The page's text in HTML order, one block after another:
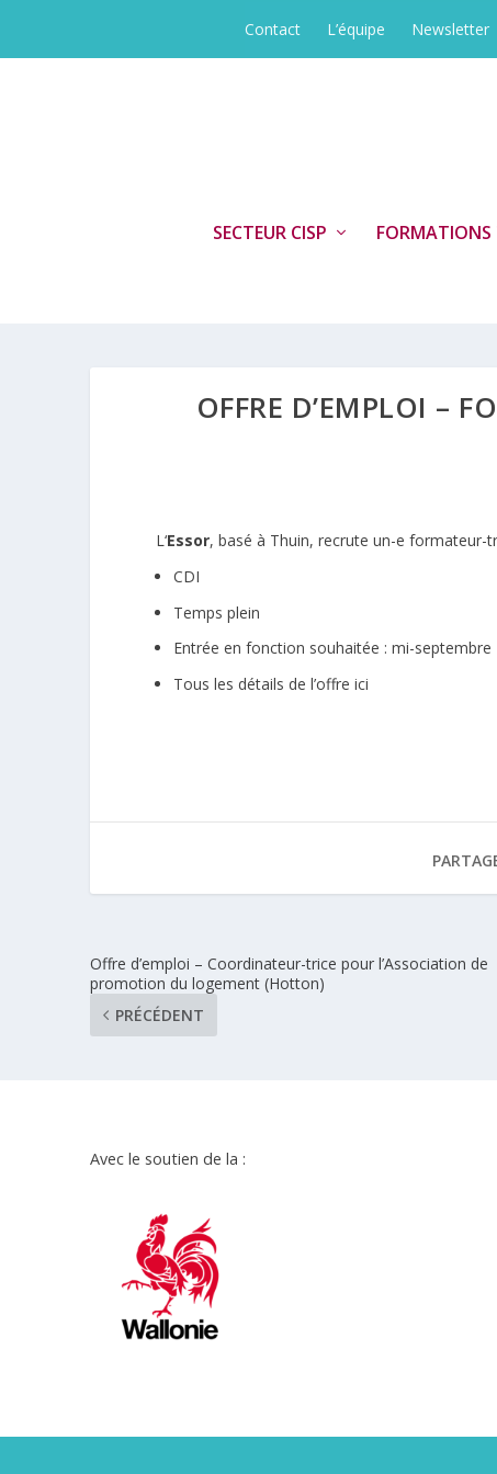
Contact L’équipe Newsletter
SECTEUR CISP FORMATIONS
OFFRE D’EMPLOI –
L‘Essor, basé à Thuin, recrute un-e formateur-
CDI
Temps plein
Entrée en fonction souhaitée : mi-septembre
Tous les détails de l’offre ici
Offre d’emploi – Coordinateur-trice pour l’Association de
promotion du logement (Hotton)
PRÉCÉDENT
Avec le soutien de la :